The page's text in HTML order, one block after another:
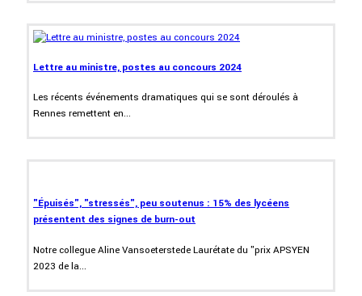
Lettre au ministre, postes au concours 2024
Les récents événements dramatiques qui se sont déroulés à
Rennes remettent en...
"Épuisés", "stressés", peu soutenus : 15% des lycéens
présentent des signes de burn-out
Notre collegue Aline Vansoeterstede Laurétate du "prix APSYEN
2023 de la...